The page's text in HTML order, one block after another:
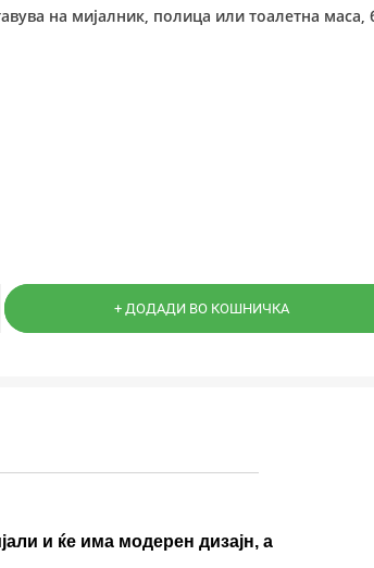
на мијалник, полица или тоалетна маса,
и ќе има модерен дизајн, а